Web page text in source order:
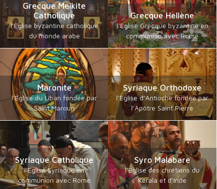
Grecque Melkite
Catholique
l’Eglise byzantine catholique
du monde arabe
Grecque Hellène
l’Eglise Grecque byzantine en
communion avec Rome
Maronite
l’Eglise du Liban fondée par
Saint Maroun
Syriaque Orthodoxe
l’Eglise d’Antioche fondée par
l’Apôtre Saint Pierre
Syriaque Catholique
l’Eglise Syriaque en
communion avec Rome
Syro Malabare
l’Eglise des chrétiens du
Kerala et d’Inde